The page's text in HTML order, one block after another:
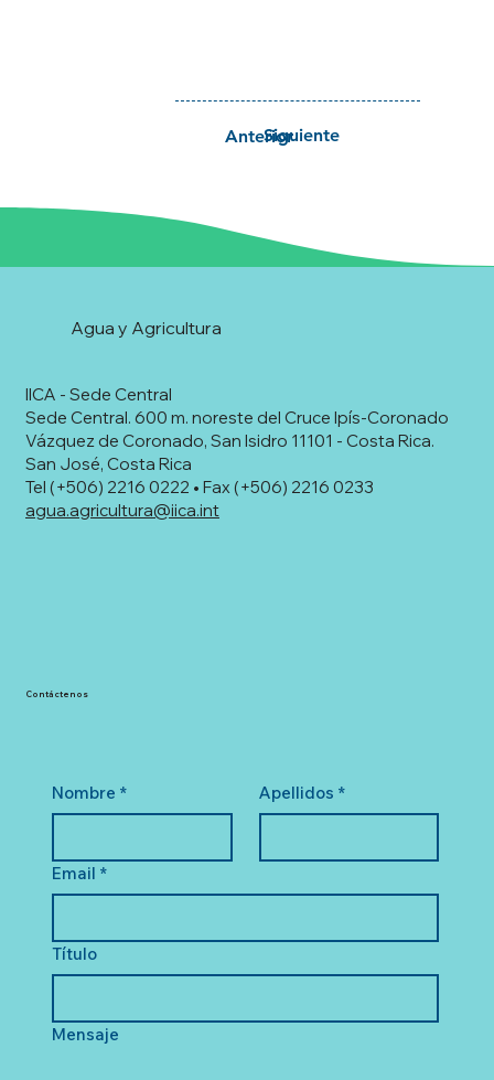
Siguiente
Anterior
IICA - Sede Central
Sede Central. 600 m. noreste del Cruce Ipís-Coronado
Vázquez de Coronado, San Isidro 11101 - Costa Rica.
San José, Costa Rica
Tel (+506) 2216 0222 • Fax (+506) 2216 0233
agua.agricultura@iica.int
Agua y Agricultura
Nombre * Apellidos *
Email *
Título
Mensaje
Contáctenos